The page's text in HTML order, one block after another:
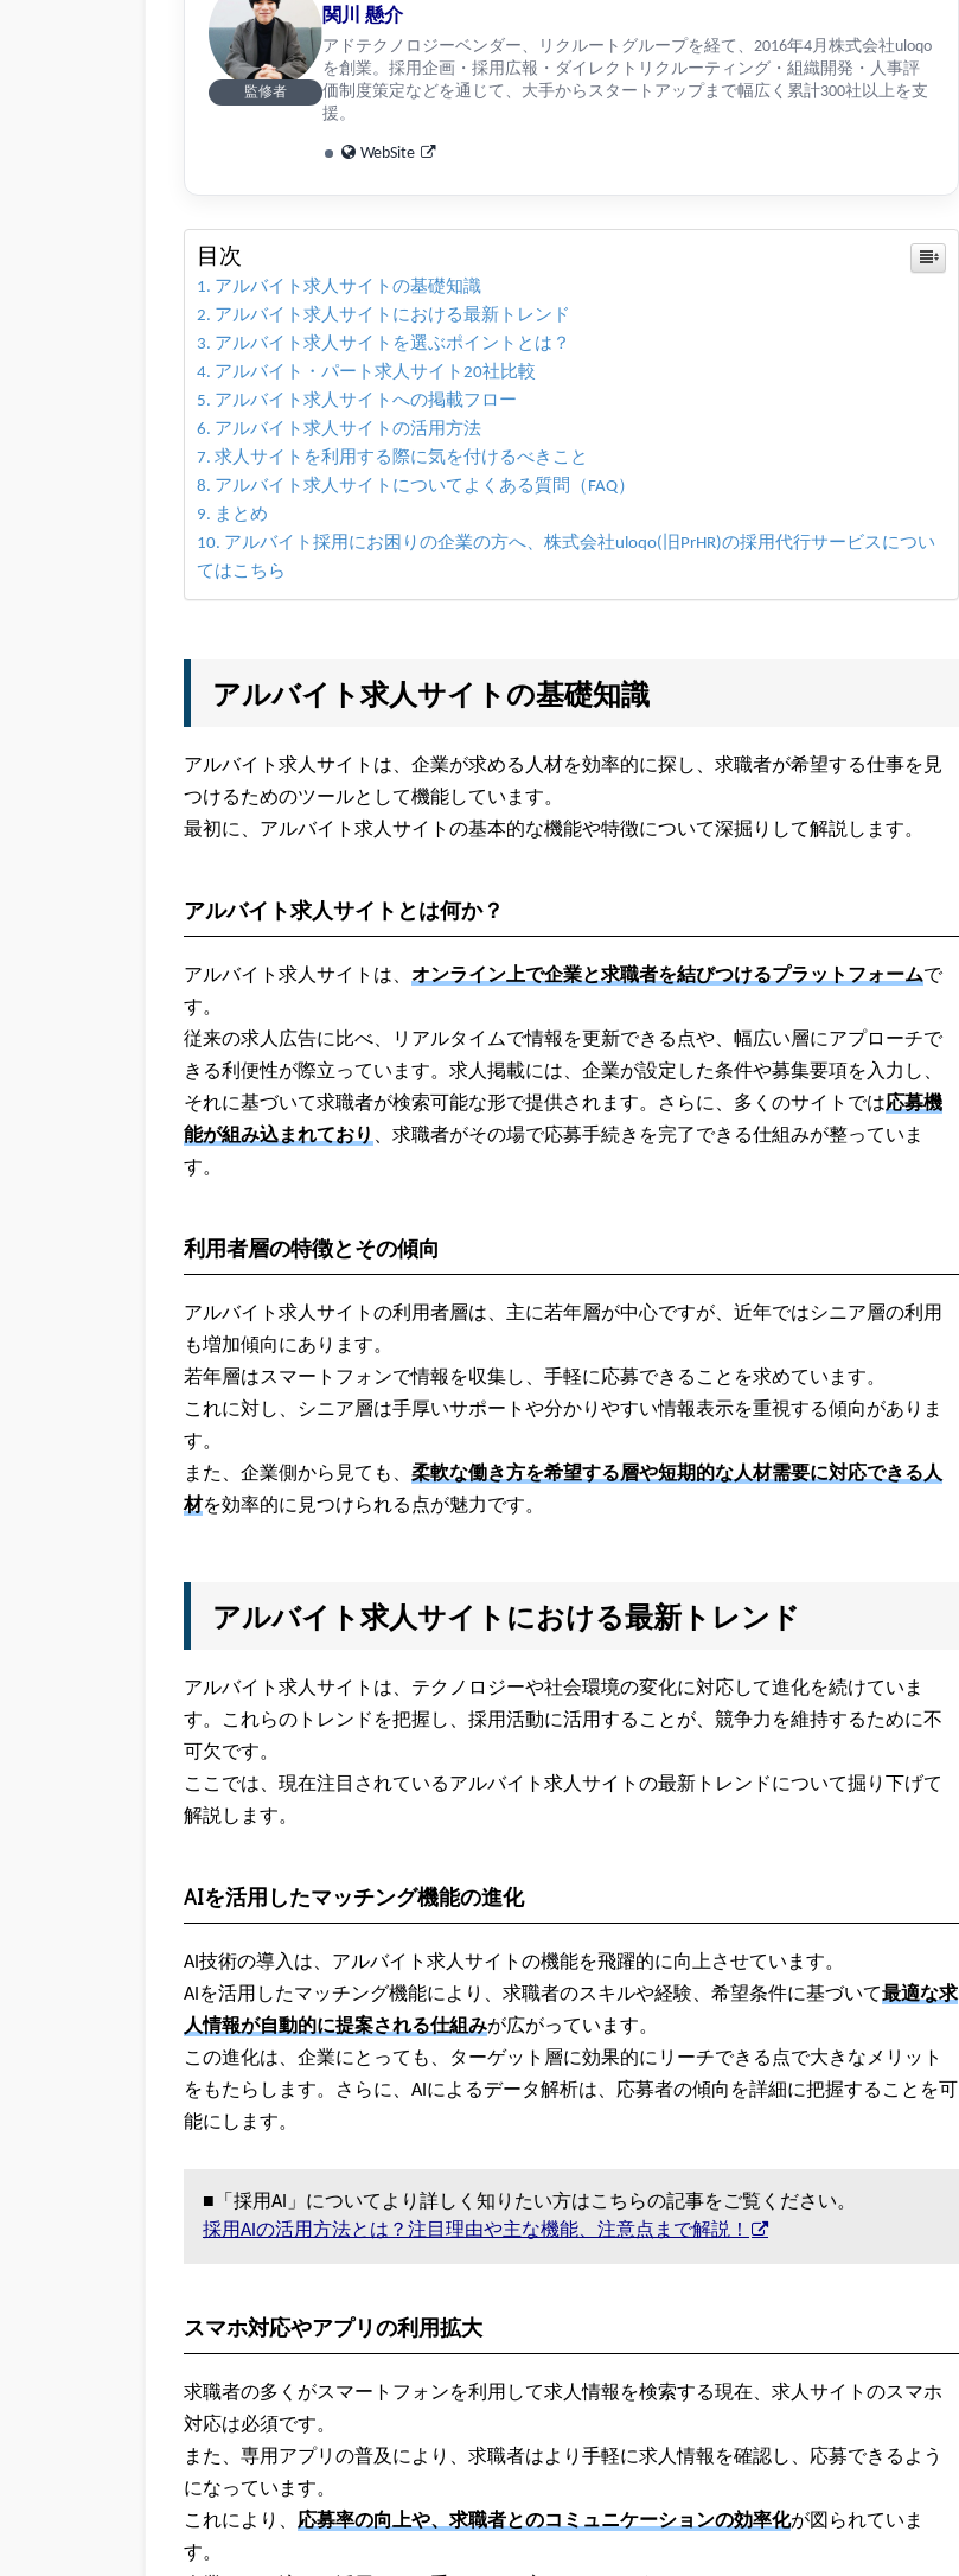
監修者
関川 懸介
アドテクノロジーベンダー、リクルートグループを経て、2016年4月株式会社uloqo
を創業。採用企画・採用広報・ダイレクトリクルーティング・組織開発・人事評
価制度策定などを通じて、大手からスタートアップまで幅広く累計300社以上を支
援。
WebSite
目次
アルバイト求人サイトの基礎知識
アルバイト求人サイトにおける最新トレンド
アルバイト求人サイトを選ぶポイントとは？
アルバイト・パート求人サイト20社比較
アルバイト求人サイトへの掲載フロー
アルバイト求人サイトの活用方法
求人サイトを利用する際に気を付けるべきこと
アルバイト求人サイトについてよくある質問（FAQ）
まとめ
アルバイト採用にお困りの企業の方へ、株式会社uloqo(旧PrHR)の採用代行サービスについ
てはこちら
アルバイト求人サイトの基礎知識
アルバイト求人サイトは、企業が求める人材を効率的に探し、求職者が希望する仕事を見
つけるためのツールとして機能しています。
最初に、アルバイト求人サイトの基本的な機能や特徴について深掘りして解説します。
アルバイト求人サイトとは何か？
アルバイト求人サイトは、 オンライン上で企業と求職者を結びつけるプラットフォームで
す。
従来の求人広告に比べ、リアルタイムで情報を更新できる点や、幅広い層にアプローチで
きる利便性が際立っています。求人掲載には、企業が設定した条件や募集要項を入力し、
それに基づいて求職者が検索可能な形で提供されます。さらに、多くのサイトでは応募機
能が組み込まれており 、求職者がその場で応募手続きを完了できる仕組みが整っていま
す。
利用者層の特徴とその傾向
アルバイト求人サイトの利用者層は、主に若年層が中心ですが、近年ではシニア層の利用
も増加傾向にあります。
若年層はスマートフォンで情報を収集し、手軽に応募できることを求めています。
これに対し、シニア層は手厚いサポートや分かりやすい情報表示を重視する傾向がありま
す。
また、企業側から見ても、 柔軟な働き方を希望する層や短期的な人材需要に対応できる人
材を効率的に見つけられる点が魅力です。
アルバイト求人サイトにおける最新トレンド
アルバイト求人サイトは、テクノロジーや社会環境の変化に対応して進化を続けていま
す。これらのトレンドを把握し、採用活動に活用することが、競争力を維持するために不
可欠です。
ここでは、現在注目されているアルバイト求人サイトの最新トレンドについて掘り下げて
解説します。
AIを活用したマッチング機能の進化
AI技術の導入は、アルバイト求人サイトの機能を飛躍的に向上させています。
AIを活用したマッチング機能により、求職者のスキルや経験、希望条件に基づいて最適な求
人情報が自動的に提案される仕組みが広がっています。
この進化は、企業にとっても、ターゲット層に効果的にリーチできる点で大きなメリット
をもたらします。さらに、AIによるデータ解析は、応募者の傾向を詳細に把握することを可
能にします。
■「採用AI」についてより詳しく知りたい方はこちらの記事をご覧ください。
採用AIの活用方法とは？注目理由や主な機能、注意点まで解説！
スマホ対応やアプリの利用拡大
求職者の多くがスマートフォンを利用して求人情報を検索する現在、求人サイトのスマホ
対応は必須です。
また、専用アプリの普及により、求職者はより手軽に求人情報を確認し、応募できるよう
になっています。
これにより、 応募率の向上や、求職者とのコミュニケーションの効率化が図られていま
す。